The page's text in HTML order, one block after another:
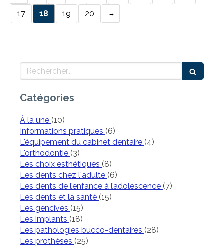
17
18 19 20
Rechercher
Catégories
À la une (10)
Informations pratiques (6)
L'équipement du cabinet dentaire (4)
L'orthodontie (3)
Les choix esthétiques (8)
Les dents chez l'adulte (6)
Les dents de l’enfance à l’adolescence (7)
Les dents et la santé (15)
Les gencives (15)
Les implants (18)
Les pathologies bucco-dentaires (28)
Les prothèses (25)